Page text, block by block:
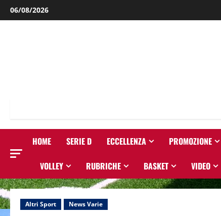
Salta
al
06/08/2026
HOME SERIE D ECCELLENZA PROMOZIONE
VOLLEY RUBRICHE BASKET VIDEO
Altri Sport News Varie